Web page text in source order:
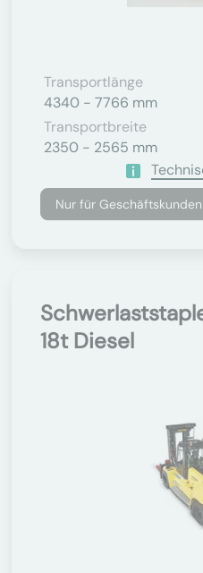
Transportlänge
4340 - 7766 mm
Transportbreite
2350 - 2565 mm
Nur für Geschäftskunden
18t Diesel